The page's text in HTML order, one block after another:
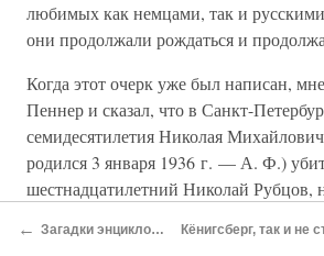
любимых как немцами, так и
они продолжали рождаться и
Когда этот очерк уже был написан,
Пеннер и сказал, что в Санкт-
семидесятилетия Николая
родился 3 января 1936 г. — А. Ф.)
шестнадцатилетний Николай Рубцов,
либерально-демократическая пресса и
← Загадки энциклопедии